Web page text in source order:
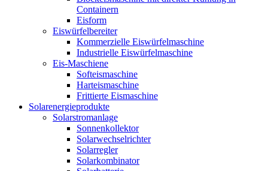
Containern
Eisform
Eiswürfelbereiter
Kommerzielle Eiswürfelmaschine
Industrielle Eiswürfelmaschine
Eis-Maschiene
Softeismaschine
Harteismaschine
Frittierte Eismaschine
Solarenergieprodukte
Solarstromanlage
Sonnenkollektor
Solarwechselrichter
Solarregler
Solarkombinator